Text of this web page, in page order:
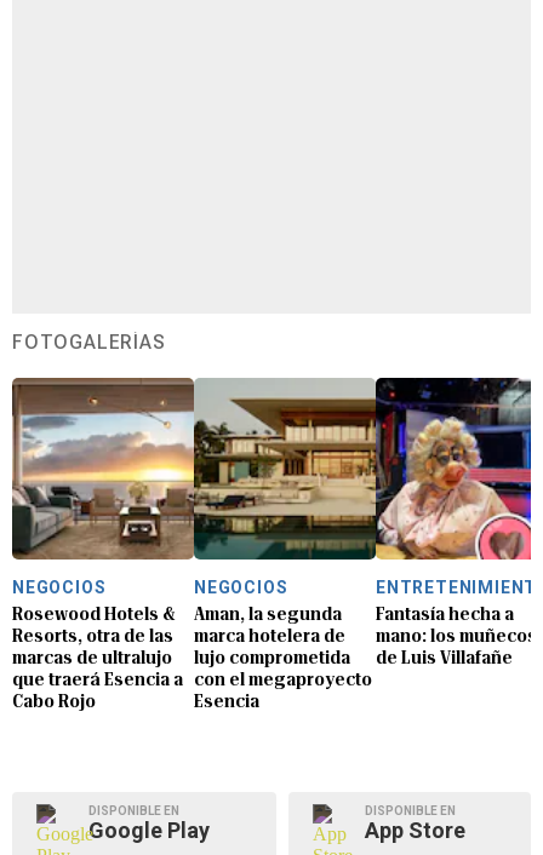
FOTOGALERÍAS
NEGOCIOS
Rosewood Hotels &
Resorts, otra de las
marcas de ultralujo
que traerá Esencia a
Cabo Rojo
NEGOCIOS
Aman, la segunda
marca hotelera de
lujo comprometida
con el megaproyecto
Esencia
Fantasía hecha a
mano: los muñecos
de Luis Villafañe
DISPONIBLE EN
Google Play
DISPONIBLE EN
App Store